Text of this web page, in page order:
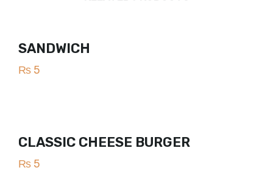
SANDWICH
₨ 5
CLASSIC CHEESE BURGER
₨ 5